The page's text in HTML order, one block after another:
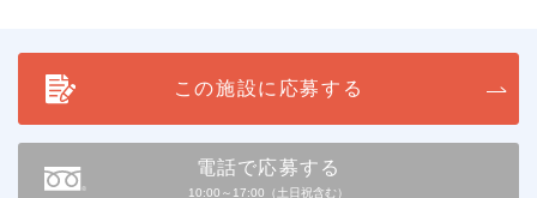
この施設に応募する
電話で応募する
10:00～17:00（土日祝含む）